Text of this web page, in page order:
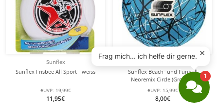
Sunflex
Sunflex Frisbee All Sport - weiss
eUVP: 19,99€
11,95€
Sunflex Beach- und Funball
Neoremix Circle (Große 5)
blau/schwarz
eUVP: 15,99€
8,00€